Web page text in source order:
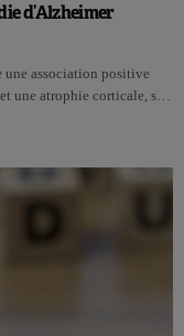
d’Alzheimer
une association positive
et une atrophie corticale, s…